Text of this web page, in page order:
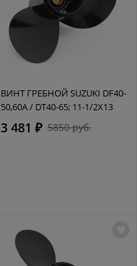
ВИНТ ГРЕБНОЙ SUZUKI DF40-
50,60A / DT40-65; 11-1/2X13
3 481 ₽ 5850 руб.